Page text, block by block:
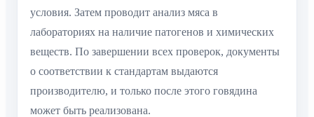
условия. Затем проводит анализ мяса в
лабораториях на наличие патогенов и химических
веществ. По завершении всех проверок, документы
о соответствии к стандартам выдаются
производителю, и только после этого говядина
может быть реализована.